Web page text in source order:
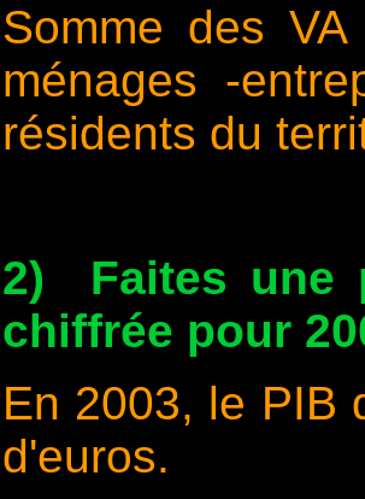
Somme des
ménages -
résidents du
2) Faites une
chiffrée pour
En 2003, le PIB
d'euros.